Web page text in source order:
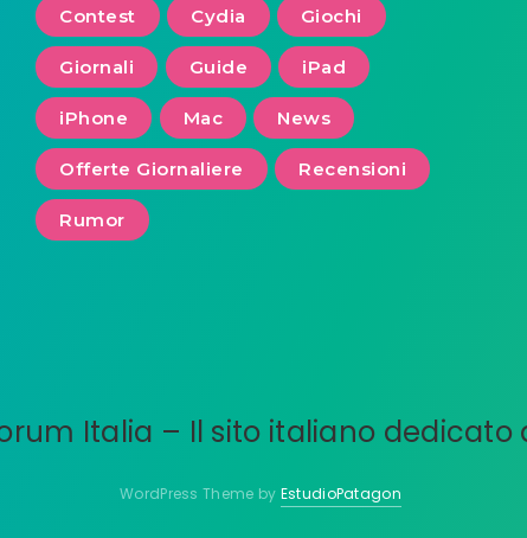
Contest Cydia Giochi
Giornali Guide iPad
iPhone Mac News
Offerte Giornaliere Recensioni
Rumor
WordPress Theme by EstudioPatagon